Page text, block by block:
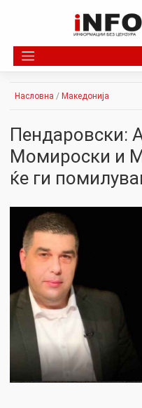
Насловна / Македонија
Пендаровски:
Момироски и
ќе ги